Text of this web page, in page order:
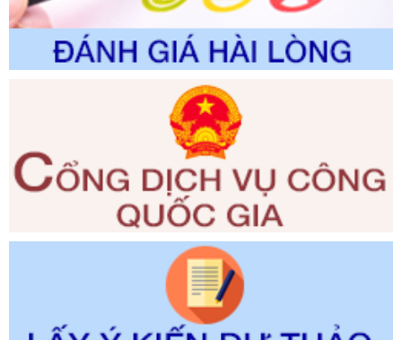
Số kí hiệu:
2300/QĐ-UBND
Tên: V/v công bố danh mục thủ tục hành chính được sửa
đổi, bổ sung và phê duyệt quy trình nội bộ, quy trình điện tử
giải quyết thủ tục hành chính trong lĩnh vực Luật sư thuộc
phạm vi chức năng quản lý của Sở Tư pháp
Ngày ban hành: 01/06/2026
351/2025/NĐ-CP
Tên: Nghị định số 351/2025/NĐ-CP của Chính phủ: Quy
định chuẩn nghèo đa chiều quốc gia giai đoạn 2026 - 2030
Ngày ban hành: 29/12/2026
3014/QĐ-UBND
Tên: Quyết định về việc công bố danh mục thủ tục hành
chính ban hành mới, sửa đổi bổ sung trong lĩnh vực hỗ trợ
đầu tư, lĩnh vực đấu thầu lựa chọn nhà thầu thuộc thẩm
quyền giải quyết của Sở Tài chính và Ban Quản lý Khu kinh
Ngày ban hành: 23/09/2026